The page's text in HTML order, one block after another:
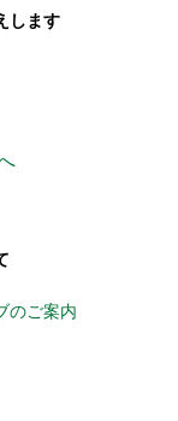
します
式ファンページ
@Hands_official_
のご案内